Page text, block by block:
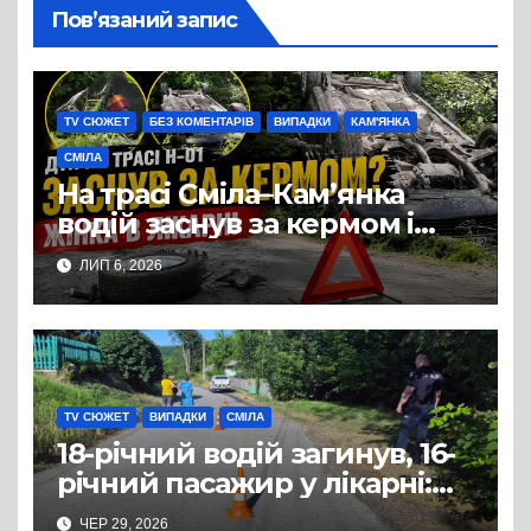
Пов’язаний запис
TV СЮЖЕТ БЕЗ КОМЕНТАРІВ ВИПАДКИ КАМ'ЯНКА
СМІЛА
На трасі Сміла–Кам’янка
водій заснув за кермом і
спричинив ДТП:
постраждала жінка
ЛИП 6, 2026
TV СЮЖЕТ ВИПАДКИ СМІЛА
18-річний водій загинув, 16-
річний пасажир у лікарні:
ДТП з квадроциклом на
ЧЕР 29, 2026